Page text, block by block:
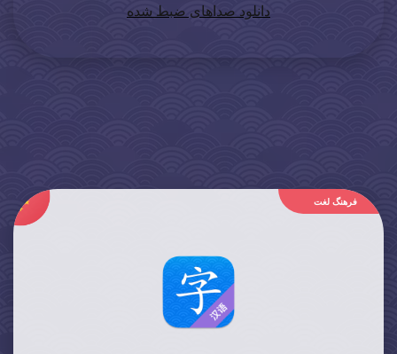
دانلود صداهای ضبط شده
فرهنگ لغت